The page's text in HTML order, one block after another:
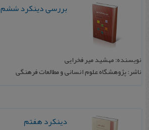
بررسی دینكرد ششم
نویسنده: مهشید میر فخرایی
ناشر: پژوهشگاه علوم انسانی و مطالعات فرهنگی
دینكرد هفتم